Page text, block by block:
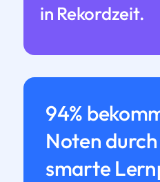
in Rekordzeit.
94%
Noten
smarte